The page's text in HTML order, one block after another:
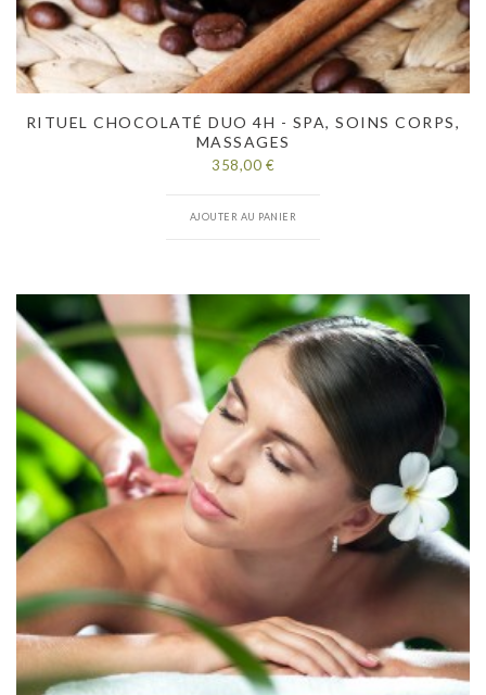
RITUEL CHOCOLATÉ DUO 4H - SPA, SOINS CORPS,
MASSAGES
358,00 €
AJOUTER AU PANIER